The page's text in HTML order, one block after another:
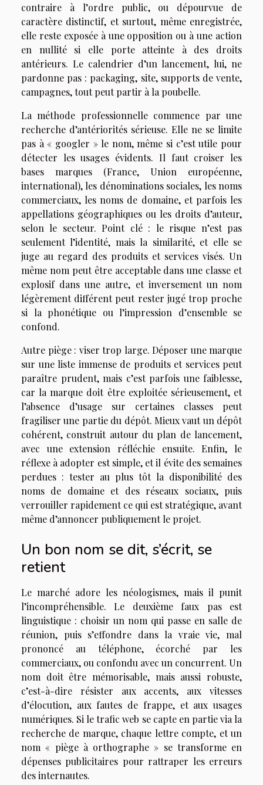
contraire à l’ordre public, ou dépourvue de
caractère distinctif, et surtout, même enregistrée,
elle reste exposée à une opposition ou à une action
en nullité si elle porte atteinte à des droits
antérieurs. Le calendrier d’un lancement, lui, ne
pardonne pas : packaging, site, supports de vente,
campagnes, tout peut partir à la poubelle.
La méthode professionnelle commence par une
recherche d’antériorités sérieuse. Elle ne se limite
pas à « googler » le nom, même si c’est utile pour
détecter les usages évidents. Il faut croiser les
bases marques (France, Union européenne,
international), les dénominations sociales, les noms
commerciaux, les noms de domaine, et parfois les
appellations géographiques ou les droits d’auteur,
selon le secteur. Point clé : le risque n’est pas
seulement l’identité, mais la similarité, et elle se
juge au regard des produits et services visés. Un
même nom peut être acceptable dans une classe et
explosif dans une autre, et inversement un nom
légèrement différent peut rester jugé trop proche
si la phonétique ou l’impression d’ensemble se
confond.
Autre piège : viser trop large. Déposer une marque
sur une liste immense de produits et services peut
paraître prudent, mais c’est parfois une faiblesse,
car la marque doit être exploitée sérieusement, et
l’absence d’usage sur certaines classes peut
fragiliser une partie du dépôt. Mieux vaut un dépôt
cohérent, construit autour du plan de lancement,
avec une extension réfléchie ensuite. Enfin, le
réflexe à adopter est simple, et il évite des semaines
perdues : tester au plus tôt la disponibilité des
noms de domaine et des réseaux sociaux, puis
verrouiller rapidement ce qui est stratégique, avant
même d’annoncer publiquement le projet.
Un bon nom se dit, s’écrit, se
retient
Le marché adore les néologismes, mais il punit
l’incompréhensible. Le deuxième faux pas est
linguistique : choisir un nom qui passe en salle de
réunion, puis s’effondre dans la vraie vie, mal
prononcé au téléphone, écorché par les
commerciaux, ou confondu avec un concurrent. Un
nom doit être mémorisable, mais aussi robuste,
c’est-à-dire résister aux accents, aux vitesses
d’élocution, aux fautes de frappe, et aux usages
numériques. Si le trafic web se capte en partie via la
recherche de marque, chaque lettre compte, et un
nom « piège à orthographe » se transforme en
dépenses publicitaires pour rattraper les erreurs
des internautes.